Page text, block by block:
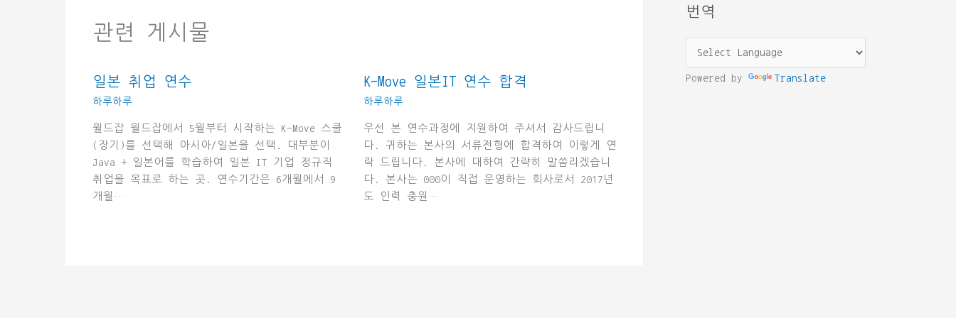
관련 게시물
일본 취업 연수
하루하루
월드잡 월드잡에서 5월부터 시작하는 K-Move 스쿨
(장기)를 선택해 아시아/일본을 선택. 대부분이
Java + 일본어를 학습하여 일본 IT 기업 정규직
취업을 목표로 하는 곳. 연수기간은 6개월에서 9
개월…
K-Move 일본IT 연수 합격
하루하루
우선 본 연수과정에 지원하여 주셔서 감사드립니
다. 귀하는 본사의 서류전형에 합격하여 이렇게 연
락 드립니다. 본사에 대하여 간략히 말씀리겠습니
다. 본사는 000이 직접 운영하는 회사로서 2017년
도 인력 충원…
번역
Powered by Translate